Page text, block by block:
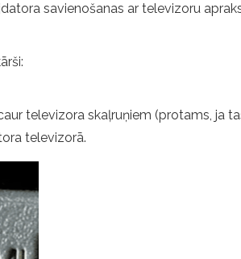
savienošanas ar televizoru
televizora skaļruņiem (protams, ja
televizorā.